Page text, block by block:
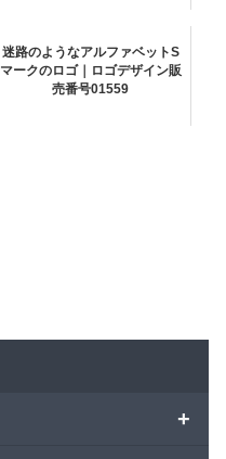
迷路のようなアルファベットS
マークのロゴ｜ロゴデザイン販
売番号01559
+